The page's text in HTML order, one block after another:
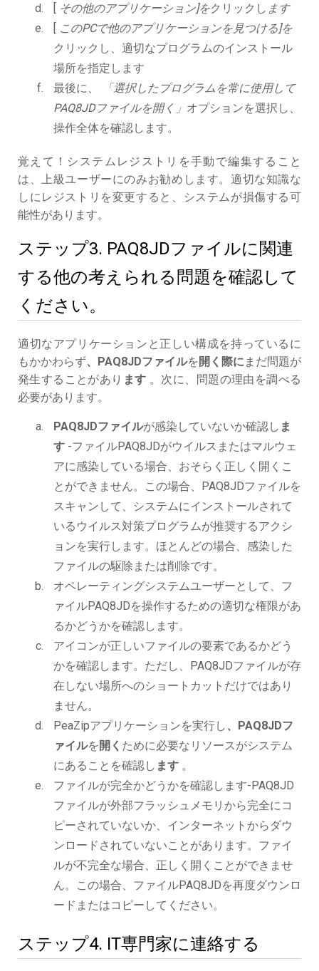
[ その他のアプリケーション]をクリックし ます
[ このPCで他のアプリケーションを見つける]を
クリックし、適切なプログラムのインストール
場所を指定します
最後に、
「選択したプログラムを常に使用して
PAQ8JDファイルを開く」 オプションを選択し、
操作全体を確認します。
覚えて！システムレジストリを手動で編集すること
は、上級ユーザーにのみお勧めします。適切な知識な
しにレジストリを変更すると、システムが損傷する可
能性があります。
ステップ3. PAQ8JDファイルに関連
する他の考えられる問題を確認して
ください。
適切なアプリケーションと正しい構成を持っているに
もかかわらず、PAQ8JDファイルを 開く際に まだ問題が
発生することがあり ます 。次に、問題の理由を調べる
必要があります。
PAQ8JDファイルが感染していないか確認し ま
す -ファイルPAQ8JDがウイルスまたはマルウェ
アに感染している場合、おそらく正しく開くこ
とができません。この場合、PAQ8JDファイルを
スキャンして、システムにインストールされて
いるウイルス対策プログラムが推奨するアクシ
ョンを実行します。ほとんどの場合、感染した
ファイルの駆除または削除です。
オペレーティングシステムユーザーとして、フ
ァイルPAQ8JDを操作するための適切な権限があ
るかどうかを確認します。
アイコンが正しいファイルの要素であるかどう
かを確認します。ただし、PAQ8JDファイルが存
在しない場所へのショートカットだけではあり
ません。
PeaZipアプリケーションを実行し、PAQ8JDフ
ァイルを 開く ために必要なリソースがシステム
にあることを確認し ます 。
ファイルが完全かどうかを確認します-PAQ8JD
ファイルが外部フラッシュメモリから完全にコ
ピーされていないか、インターネットからダウ
ンロードされていないことがあります。ファイ
ルが不完全な場合、正しく開くことができませ
ん。この場合、ファイルPAQ8JDを再度ダウンロ
ードまたはコピーしてください。
ステップ4. IT専門家に連絡する